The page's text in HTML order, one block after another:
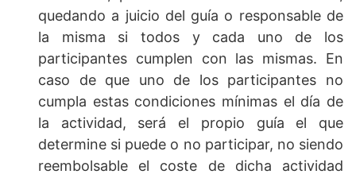
quedando a juicio del guía o responsable de
la misma si todos y cada uno de los
participantes cumplen con las mismas. En
caso de que uno de los participantes no
cumpla estas condiciones mínimas el día de
la actividad, será el propio guía el que
determine si puede o no participar, no siendo
reembolsable el coste de dicha actividad